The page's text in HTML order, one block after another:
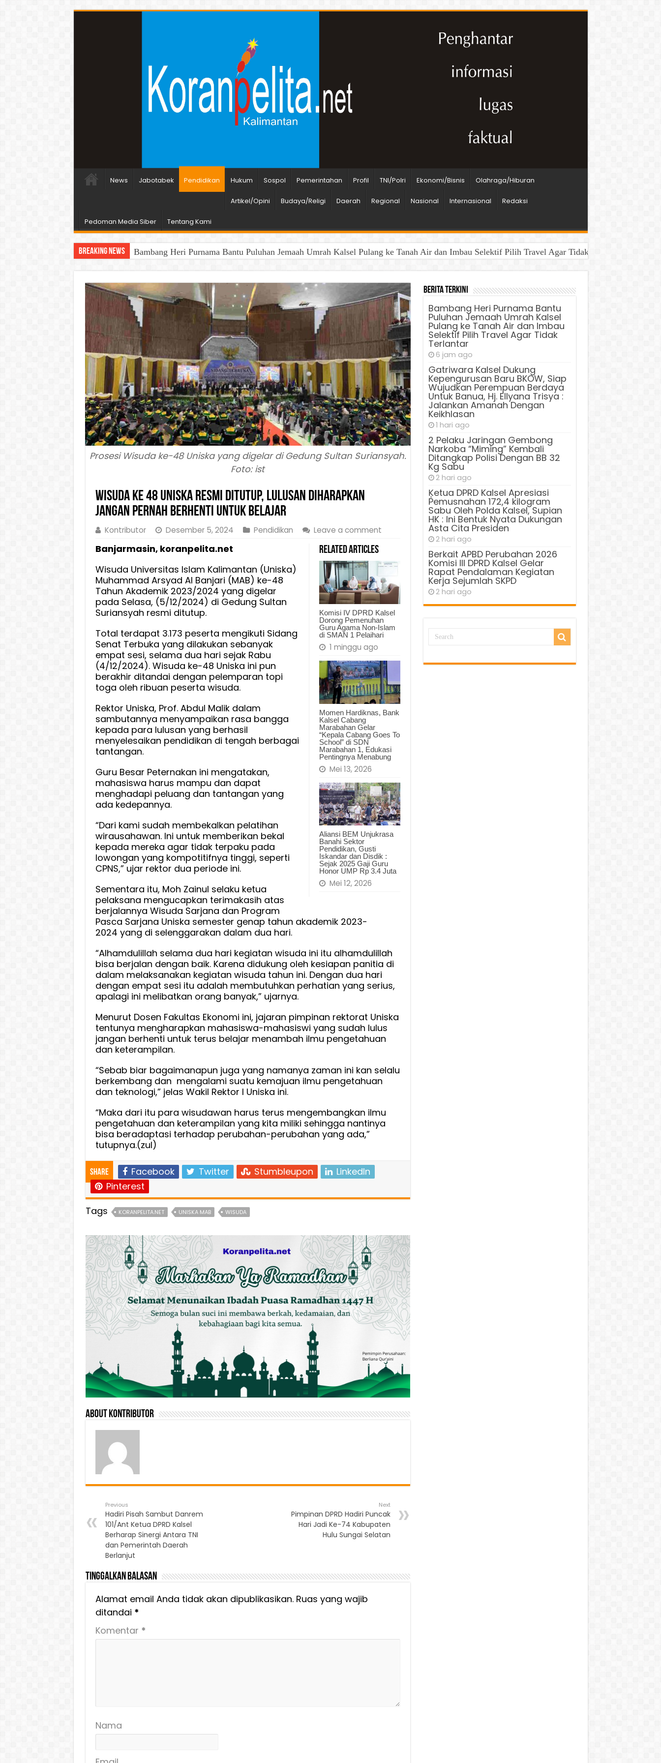
News Jabotabek Pendidikan Hukum Sospol Pemerintahan Profil TNI/Polri Ekonomi/Bisnis Olahraga/Hiburan
Artikel/Opini Budaya/Religi Daerah Regional Nasional Internasional Redaksi
Pedoman Media Siber Tentang Kami
Breaking News Bambang Heri Purnama Bantu Puluhan Jemaah Umrah Kalsel Pulang ke Tanah Air dan Imbau Selektif Pilih Travel Agar Tidak Terlantar
Prosesi Wisuda ke-48 Uniska yang digelar di Gedung Sultan Suriansyah.
Foto: ist
Wisuda ke 48 Uniska Resmi Ditutup, Lulusan Diharapkan
Jangan Pernah Berhenti untuk Belajar
Kontributor Desember 5, 2024 Pendidikan Leave a comment
Related Articles
Komisi IV DPRD Kalsel
Dorong Pemenuhan
Guru Agama Non-Islam
di SMAN 1 Pelaihari
1 minggu ago
Momen Hardiknas, Bank
Kalsel Cabang
Marabahan Gelar
“Kepala Cabang Goes To
School” di SDN
Marabahan 1, Edukasi
Pentingnya Menabung
Mei 13, 2026
Aliansi BEM Unjukrasa
Banahi Sektor
Pendidikan, Gusti
Iskandar dan Disdik :
Sejak 2025 Gaji Guru
Honor UMP Rp 3.4 Juta
Mei 12, 2026
Banjarmasin, koranpelita.net
Wisuda Universitas Islam Kalimantan (Uniska)
Muhammad Arsyad Al Banjari (MAB) ke-48
Tahun Akademik 2023/2024 yang digelar
pada Selasa, (5/12/2024) di Gedung Sultan
Suriansyah resmi ditutup.
Total terdapat 3.173 peserta mengikuti Sidang
Senat Terbuka yang dilakukan sebanyak
empat sesi, selama dua hari sejak Rabu
(4/12/2024). Wisuda ke-48 Uniska ini pun
berakhir ditandai dengan pelemparan topi
toga oleh ribuan peserta wisuda.
Rektor Uniska, Prof. Abdul Malik dalam
sambutannya menyampaikan rasa bangga
kepada para lulusan yang berhasil
menyelesaikan pendidikan di tengah berbagai
tantangan.
Guru Besar Peternakan ini mengatakan,
mahasiswa harus mampu dan dapat
menghadapi peluang dan tantangan yang
ada kedepannya.
“Dari kami sudah membekalkan pelatihan
wirausahawan. Ini untuk memberikan bekal
kepada mereka agar tidak terpaku pada
lowongan yang kompotitifnya tinggi, seperti
CPNS,” ujar rektor dua periode ini.
Sementara itu, Moh Zainul selaku ketua
pelaksana mengucapkan terimakasih atas
berjalannya Wisuda Sarjana dan Program
Pasca Sarjana Uniska semester genap tahun akademik 2023-
2024 yang di selenggarakan dalam dua hari.
“Alhamdulillah selama dua hari kegiatan wisuda ini itu alhamdulillah
bisa berjalan dengan baik. Karena didukung oleh kesiapan panitia di
dalam melaksanakan kegiatan wisuda tahun ini. Dengan dua hari
dengan empat sesi itu adalah membutuhkan perhatian yang serius,
apalagi ini melibatkan orang banyak,” ujarnya.
Menurut Dosen Fakultas Ekonomi ini, jajaran pimpinan rektorat Uniska
tentunya mengharapkan mahasiswa-mahasiswi yang sudah lulus
jangan berhenti untuk terus belajar menambah ilmu pengetahuan
dan keterampilan.
“Sebab biar bagaimanapun juga yang namanya zaman ini kan selalu
berkembang dan mengalami suatu kemajuan ilmu pengetahuan
dan teknologi,” jelas Wakil Rektor I Uniska ini.
“Maka dari itu para wisudawan harus terus mengembangkan ilmu
pengetahuan dan keterampilan yang kita miliki sehingga nantinya
bisa beradaptasi terhadap perubahan-perubahan yang ada,”
tutupnya.(zul)
Share Facebook Twitter Stumbleupon
LinkedIn
Pinterest
Tags
KORANPELITA.NET UNISKA MAB WISUDA
About Kontributor
Previous
Hadiri Pisah Sambut Danrem
101/Ant Ketua DPRD Kalsel
Berharap Sinergi Antara TNI
dan Pemerintah Daerah
Berlanjut
Next
Pimpinan DPRD Hadiri Puncak
Hari Jadi Ke-74 Kabupaten
Hulu Sungai Selatan
Tinggalkan Balasan
Alamat email Anda tidak akan dipublikasikan. Ruas yang wajib
ditandai *
Komentar *
Nama
Berita Terkini
Bambang Heri Purnama Bantu
Puluhan Jemaah Umrah Kalsel
Pulang ke Tanah Air dan Imbau
Selektif Pilih Travel Agar Tidak
Terlantar
6 jam ago
Gatriwara Kalsel Dukung
Kepengurusan Baru BKOW, Siap
Wujudkan Perempuan Berdaya
Untuk Banua, Hj. Ellyana Trisya :
Jalankan Amanah Dengan
Keikhlasan
1 hari ago
2 Pelaku Jaringan Gembong
Narkoba “Miming” Kembali
Ditangkap Polisi Dengan BB 32
Kg Sabu
2 hari ago
Ķetua DPRD Kalsel Apresiasi
Pemusnahan 172,4 kilogram
Sabu Oleh Polda Kalsel, Supian
HK : Ini Bentuk Nyata Dukungan
Asta Cita Presiden
2 hari ago
Berkait APBD Perubahan 2026
Komisi III DPRD Kalsel Gelar
Rapat Pendalaman Kegiatan
Kerja Sejumlah SKPD
2 hari ago